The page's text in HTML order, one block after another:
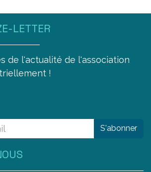
LETTER
de l'actualité de l'association
!
S'abonner